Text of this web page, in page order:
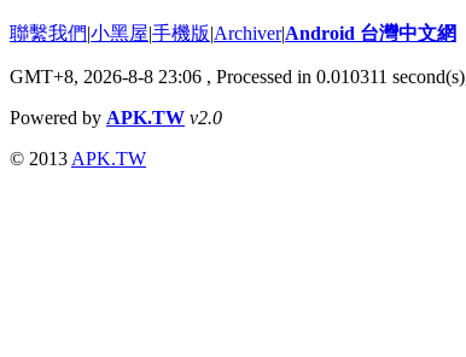
聯繫我們|小黑屋|手機版|Archiver|Android 台灣中文網
GMT+8, 2026-8-8 23:06 , Processed in 0.010311
Powered by APK.TW v2.0
© 2013 APK.TW